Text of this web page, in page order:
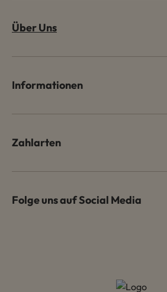
Über Uns
Informationen
Zahlarten
Folge uns auf Social Media